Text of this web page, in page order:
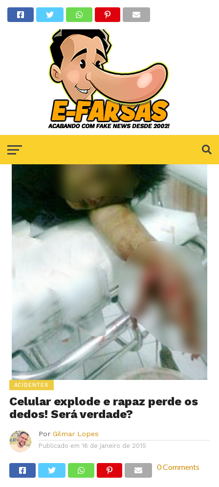
ACIDENTES
Celular explode e rapaz perde os
dedos! Será verdade?
Por Gilmar Lopes
Publicado em 16 de janeiro de 2015
0 Comments